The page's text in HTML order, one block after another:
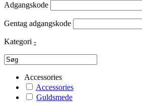
Adgangskode
Gentag adgangskode
Kategori -
Accessories
Accessories
Guldsmede